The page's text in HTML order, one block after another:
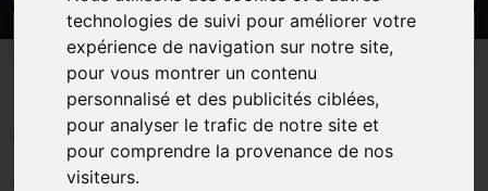
technologies de suivi pour améliorer votre
expérience de navigation sur notre site,
pour vous montrer un contenu
personnalisé et des publicités ciblées,
pour analyser le trafic de notre site et
pour comprendre la provenance de nos
visiteurs.
CATÉGORIES PROMOS
Boston Lens Sol Conserv
120Ml
LENSFACTORY